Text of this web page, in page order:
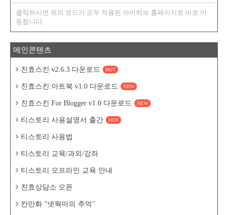
클릭하시면 위의 코드가 모두 적용된 아이허브 홈페이지로 바로 이
동합니다.
메인콘텐츠
친효스킨 v2.6.3 다운로드 HOT
친효스킨:아트북 v1.0 다운로드 NEW
친효스킨 For Blogger v1.0 다운로드 NEW
티스토리 사용설명서 출간 HOT
티스토리 사용법
티스토리 교육/과외/강좌
티스토리 오프라인 교육 안내
친효상담소 오픈
칸만화 "넷웍마의 추억"